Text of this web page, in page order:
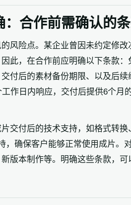
合作前需确认的
风险点。某企业曾因未约定修
此，在合作前应明确以下条款
付后的素材备份期限、以及后
作日内响应，交付后提供6个月
交付后的技术支持，如格式转
，确保客户能够正常使用成片。
版本制作等。明确这些条款，